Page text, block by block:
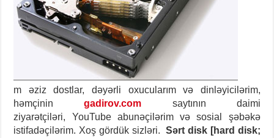
m əziz dostlar, dəyərli oxucularım və dinləyicilərim,
həmçiningadirov.com saytının daimi
ziyarətçiləri, YouTube abunəçilərim və sosial şəbəkə
istifadəçilərim. Xoş gördük sizləri.Sərt disk [hard disk;